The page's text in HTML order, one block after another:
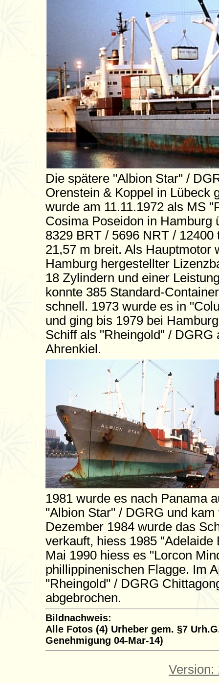
Die spätere "Albion Star" /
Orenstein & Koppel in Lübeck
wurde am 11.11.1972 als MS
Cosima Poseidon in Hamburg
8329 BRT / 5696 NRT /
21,57 m breit. Als Hauptmotor
Hamburg hergestellter
18 Zylindern und einer
konnte 385 Standard-
schnell. 1973 wurde es in
und ging bis 1979 bei
Schiff als "Rheingold" / DGRG
Ahrenkiel.
1981 wurde es nach Panama
"Albion Star" / DGRG und
Dezember 1984 wurde das
verkauft, hiess 1985
Mai 1990 hiess es "Lorcon
phillippinenischen Flagge. Im
"Rheingold" / DGRG
abgebrochen.
Bildnachweis:
Alle Fotos (4) Urheber gem. §7
Genehmigung 04-Mar-14)
Version: